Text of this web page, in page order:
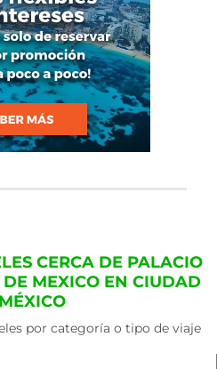
CERCA DE PALACIO
MEXICO EN CIUDAD
por categoría o tipo de viaje